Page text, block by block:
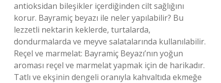
antioksidan bileşikler içerdiğinden cilt sağlığını
korur. Bayramiç beyazı ile neler yapılabilir? Bu
lezzetli nektarin keklerde, turtalarda,
dondurmalarda ve meyve salatalarında kullanılabilir.
Reçel ve marmelat: Bayramiç Beyazı’nın yoğun
aroması reçel ve marmelat yapmak için de harikadır.
Tatlı ve ekşinin dengeli oranıyla kahvaltıda ekmeğe